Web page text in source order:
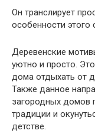
Он транслирует
особенности этого
Деревенские
уютно и просто.
дома отдыхать от
Также данное
загородных домов
традиции и
детстве.